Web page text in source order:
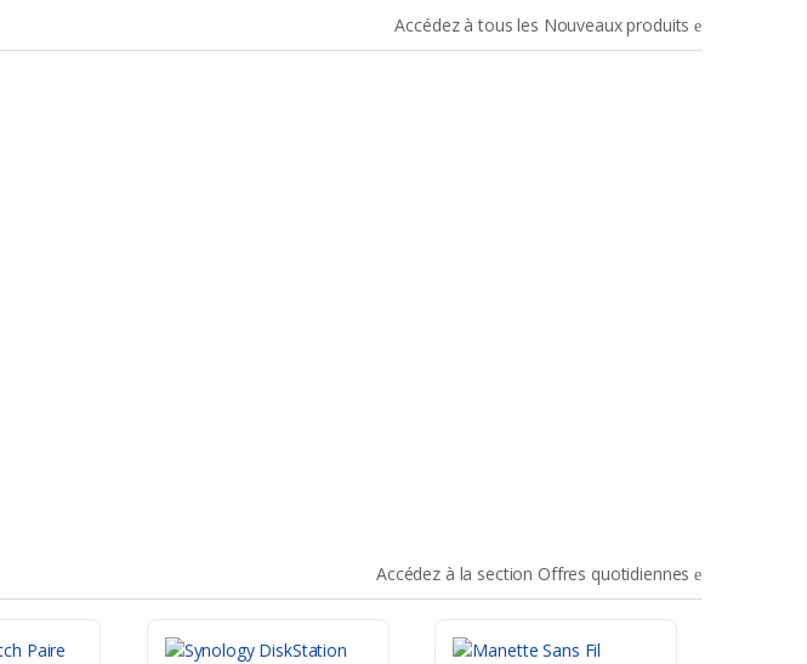
Accédez à tous les Nouveaux produits
Accédez à la section Offres quotidiennes